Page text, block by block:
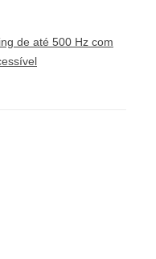
de até 500 Hz com